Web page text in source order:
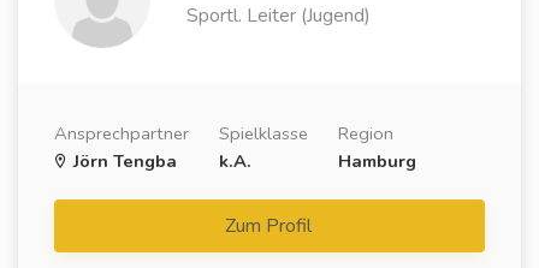
Sportl. Leiter (Jugend)
Ansprechpartner
Jörn Tengba
Spielklasse
k.A.
Region
Hamburg
Zum Profil